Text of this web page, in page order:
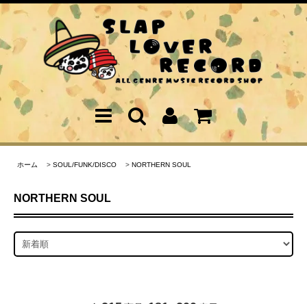
ホーム > SOUL/FUNK/DISCO > NORTHERN SOUL
NORTHERN SOUL